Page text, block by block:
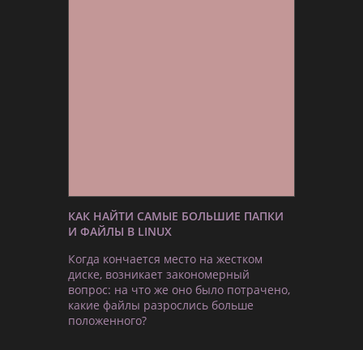
КАК НАЙТИ САМЫЕ БОЛЬШИЕ ПАПКИ
И ФАЙЛЫ В LINUX
Когда кончается место на жестком
диске, возникает закономерный
вопрос: на что же оно было потрачено,
какие файлы разрослись больше
положенного?